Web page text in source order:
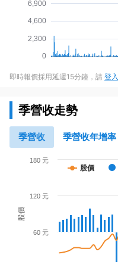
即時報價採用延遲15分鐘，請 登入
季營收走勢
季營收 季營收年增率
股價
股價
60 元
120 元
180 元